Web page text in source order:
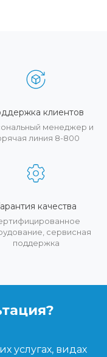
клиентов
менеджер и
линия 8-800
качества
сервисная
поддержка
услугах, видах